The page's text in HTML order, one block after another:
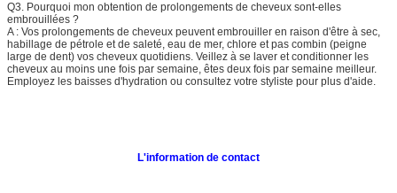
Q3. Pourquoi mon obtention de prolongements de cheveux sont-elles
embrouillées ?
A : Vos prolongements de cheveux peuvent embrouiller en raison d'être à sec,
habillage de pétrole et de saleté, eau de mer, chlore et pas combin (peigne
large de dent) vos cheveux quotidiens. Veillez à se laver et conditionner les
cheveux au moins une fois par semaine, êtes deux fois par semaine meilleur.
Employez les baisses d'hydration ou consultez votre styliste pour plus d'aide.
L'information de contact